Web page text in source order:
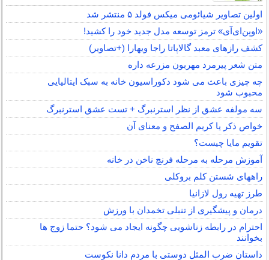
اولین تصاویر شیائومی میکس فولد ۵ منتشر شد
«اوپن‌ای‌آی» ترمز توسعه مدل جدید خود را کشید!
کشف رازهای معبد گالاپاتا راجا ویهارا (+تصاویر)
متن شعر پیرمرد مهربون مزرعه داره
چه چیزی باعث می شود دکوراسیون خانه به سبک ایتالیایی
محبوب شود
سه مولفه عشق از نظر استرنبرگ + تست عشق استرنبرگ
خواص ذکر یا کریم الصفح و معنای آن
تقویم مایا چیست؟
آموزش مرحله به مرحله فرنچ ناخن در خانه
راههای شستن کلم بروکلی
طرز تهیه رول لازانیا
درمان و پیشگیری از تنبلی تخمدان با ورزش
احترام در رابطه زناشویی چگونه ایجاد می شود؟ حتما زوج ها
بخوانند
داستان ضرب المثل دوستی با مردم دانا نكوست